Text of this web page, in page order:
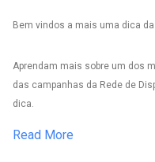
Bem vindos a mais uma dica
Aprendam mais sobre um dos
das campanhas da Rede de
dica.
Read More